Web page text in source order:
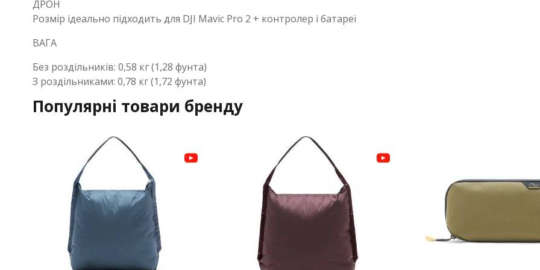
ДРОН
Розмір ідеально підходить для DJI Mavic Pro 2 + контролер і батареї
ВАГА
Без роздільників: 0,58 кг (1,28 фунта)
З роздільниками: 0,78 кг (1,72 фунта)
Популярні товари бренду